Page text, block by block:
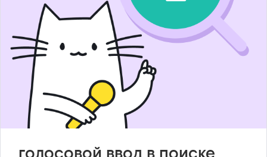
голосовой ввод в поиске